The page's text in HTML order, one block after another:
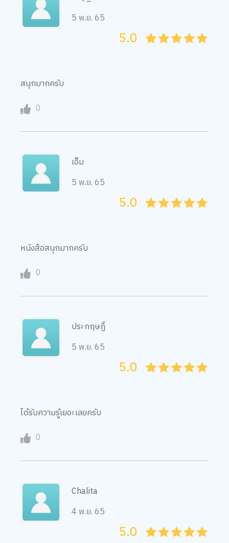
5 พ.ย. 65
45
4
35
3
25
2
15
1
05
5.0
สนุกมากครับ
0
เอ็ม
5 พ.ย. 65
45
4
35
3
25
2
15
1
05
5.0
หนังสือสนุกมากครับ
0
ประกฤษฏิ์
5 พ.ย. 65
45
4
35
3
25
2
15
1
05
5.0
ได้รับความรู้เยอะเลยครับ
0
Chalita
4 พ.ย. 65
45
4
35
3
25
2
15
1
05
5.0